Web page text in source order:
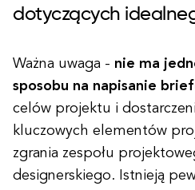
dotyczących
Ważna uwaga - nie ma
sposobu na napisanie
celów projektu i
kluczowych elementów
zgrania zespołu
designerskiego. Istnieją